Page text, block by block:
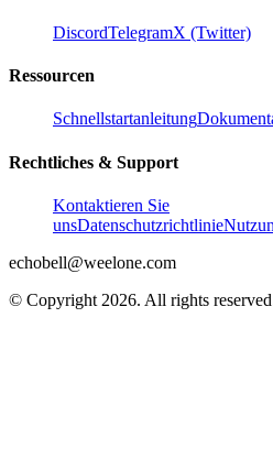
DiscordTelegramX (Twitter)
Ressourcen
Schnellstartanleitung
Rechtliches & Support
Kontaktieren Sie
unsDatenschutzrichtlinie
echobell@weelone.com
© Copyright 2026. All rights